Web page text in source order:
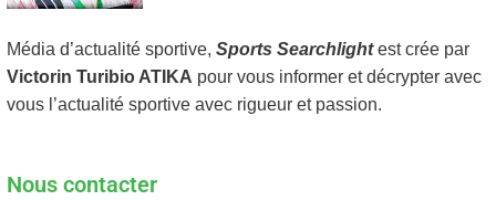
Média d’actualité sportive, Sports Searchlightest crée par
Victorin Turibio ATIKA pour vous informer et décrypter avec
vous l’actualité sportive avec rigueur et passion.
Nous contacter